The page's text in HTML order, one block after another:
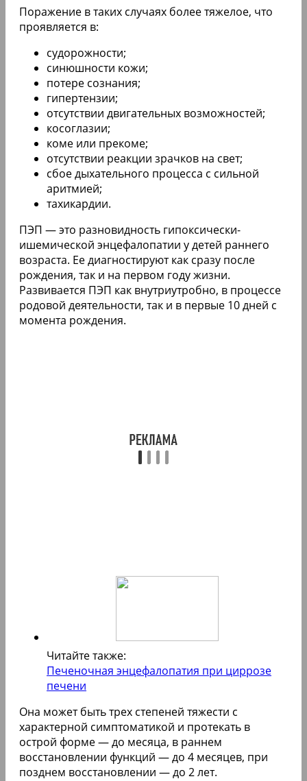
Поражение в таких случаях более тяжелое, что
проявляется в:
судорожности;
синюшности кожи;
потере сознания;
гипертензии;
отсутствии двигательных возможностей;
косоглазии;
коме или прекоме;
отсутствии реакции зрачков на свет;
сбое дыхательного процесса с сильной
аритмией;
тахикардии.
ПЭП — это разновидность гипоксически-
ишемической энцефалопатии у детей раннего
возраста. Ее диагностируют как сразу после
рождения, так и на первом году жизни.
Развивается ПЭП как внутриутробно, в процессе
родовой деятельности, так и в первые 10 дней с
момента рождения.
Читайте также:
Печеночная энцефалопатия при циррозе
печени
Она может быть трех степеней тяжести с
характерной симптоматикой и протекать в
острой форме — до месяца, в раннем
восстановлении функций — до 4 месяцев, при
позднем восстановлении — до 2 лет.